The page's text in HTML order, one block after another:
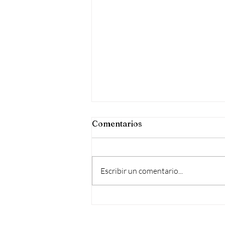
Quejas
Quejarse de todo y de todos, es la
propia carencia de amor.
Programación...
Comentarios
Escribir un comentario...